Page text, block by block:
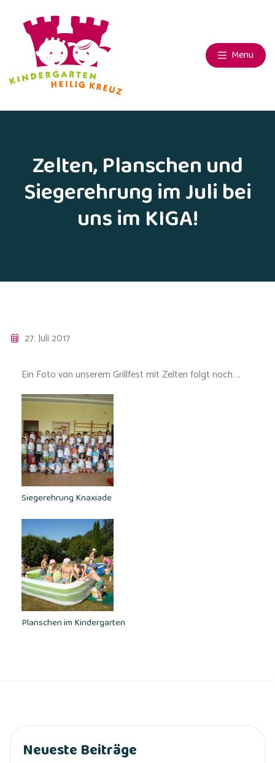
Menu
Zelten, Planschen und
Siegerehrung im Juli bei
uns im KIGA!
27. Juli 2017
Ein Foto von unserem Grillfest mit Zelten folgt noch….
Siegerehrung Knaxiade
Planschen im Kindergarten
Neueste Beiträge